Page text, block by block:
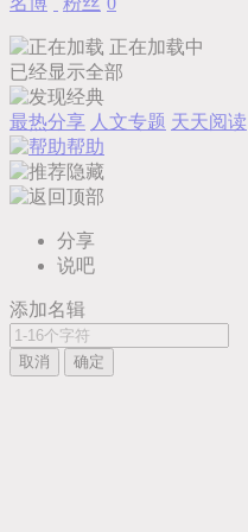
正在加载中
已经显示全部
最热分享 人文专题 天天阅读
帮助
隐藏
分享
说吧
添加名辑